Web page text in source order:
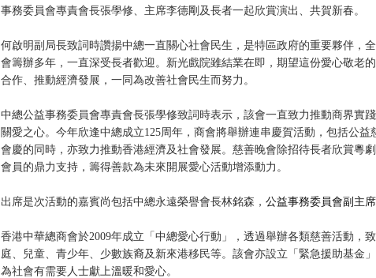
事務委員會專責會長張學修、主席李德剛及長者一起欣賞演出、共賀新春。
何啟明副局長致詞時讚揚中總一直關心社會民生，是特區政府的重要夥伴，
會籌辦多年，一直深受長者歡迎。新光戲院雖結業在即，期望這份愛心敬老
合作、推動經濟發展，一同為改善社會民生而努力。
中總公益事務委員會專責會長張學修致詞時表示，該會一直致力推動商界實
關愛之心。今年欣逢中總成立125周年，商會將舉辦連串慶賀活動，包括公
會慶的同時，亦致力推動香港經濟及社會發展。慈善晚會除招待長者欣賞粵
會員的鼎力支持，籌得善款為未來開展愛心活動增添動力。
出席是次活動的嘉賓尚包括中總永遠榮譽會長林銘森， 公益事務委員會副主席
香港中華總商會於2009年成立「中總愛心行動」，透過舉辦各類慈善活動，
庭、兒童、青少年、少數族裔及新來港移民等。該會亦設立「緊急援助基金
為社會有需要人士獻上溫暖和愛心。